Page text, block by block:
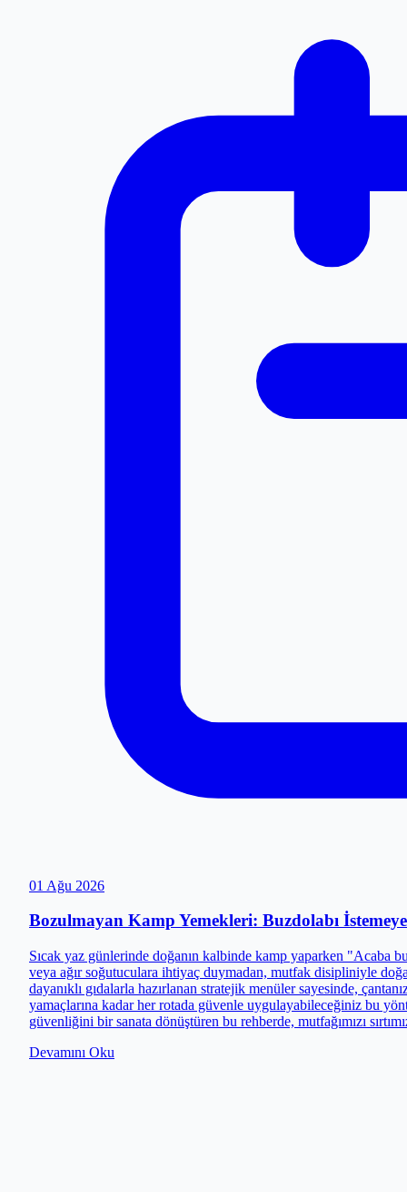
01 Ağu 2026
Bozulmayan Kamp Yemekleri: Buzdolabı
Sıcak yaz günlerinde doğanın kalbinde kamp yaparken "Acaba
veya ağır soğutuculara ihtiyaç duymadan, mutfak disipliniyle
dayanıklı gıdalarla hazırlanan stratejik menüler sayesinde,
yamaçlarına kadar her rotada güvenle uygulayabileceğiniz bu
güvenliğini bir sanata dönüştüren bu rehberde, mutfağımızı
Devamını Oku